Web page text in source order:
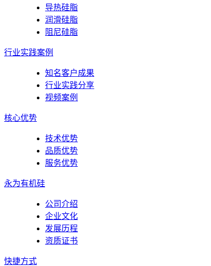
导热硅脂
润滑硅脂
阻尼硅脂
行业实践案例
知名客户成果
行业实践分享
视频案例
核心优势
技术优势
品质优势
服务优势
永为有机硅
公司介绍
企业文化
发展历程
资质证书
快捷方式